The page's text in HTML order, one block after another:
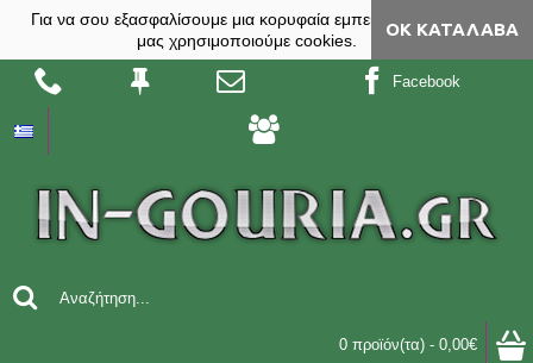
Για να σου εξασφαλίσουμε μια κορυφαία εμπειρία, στο site
μας χρησιμοποιούμε cookies.
ΟΚ ΚΑΤΆΛΑΒΑ
Facebook
0 προϊόν(τα) - 0,00€